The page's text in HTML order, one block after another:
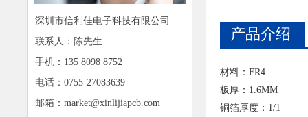
深圳市信利佳电子科技有限公司
联系人：陈先生
手机：135 8098 8752
电话：0755-27083639
邮箱：market@xinlijiapcb.com
产品介绍
材料：FR4
板厚：1.6MM
铜箔厚度：1/1